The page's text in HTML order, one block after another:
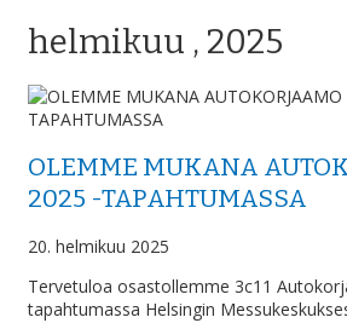
helmikuu , 2025
OLEMME MUKANA
2025 -TAPAHTUMASSA
20. helmikuu 2025
Tervetuloa osastollemme 3c11
tapahtumassa Helsingin